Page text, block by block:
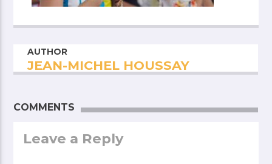
AUTHOR
JEAN-MICHEL HOUSSAY
COMMENTS
Leave a Reply